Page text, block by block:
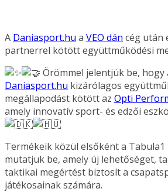
A Daniasport.hu a VEO dán cég után
partnerrel kötött együttműködési
Örömmel jelentjük be, hogy
Daniasport.hu kizárólagos
megállapodást kötött az Opti
amely innovatív sport- és edzői
Termékeik közül elsőként a
mutatjuk be, amely új lehetőséget,
taktikai megértést biztosít a
játékosainak számára.